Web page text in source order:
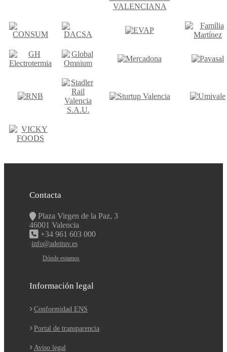
Contacta
Plaza Virgen de la Paz, 3
46001 Valencia
+34 961 603 000
info@adeituv.es
Dónde estamos
Información legal
Conformidad ENS
Portal de transparencia
Aviso legal